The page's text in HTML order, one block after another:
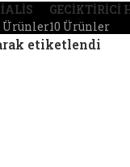
Ürünler
GECIKTIRICI
10 Ürünler
etiketlendi